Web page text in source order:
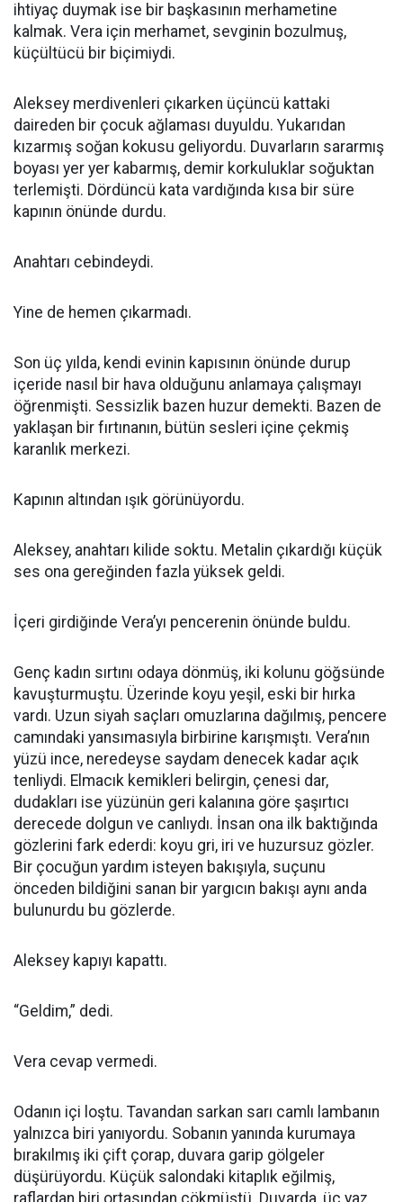
ihtiyaç duymak ise bir başkasının merhametine
kalmak. Vera için merhamet, sevginin bozulmuş,
küçültücü bir biçimiydi.
Aleksey merdivenleri çıkarken üçüncü kattaki
daireden bir çocuk ağlaması duyuldu. Yukarıdan
kızarmış soğan kokusu geliyordu. Duvarların sararmış
boyası yer yer kabarmış, demir korkuluklar soğuktan
terlemişti. Dördüncü kata vardığında kısa bir süre
kapının önünde durdu.
Anahtarı cebindeydi.
Yine de hemen çıkarmadı.
Son üç yılda, kendi evinin kapısının önünde durup
içeride nasıl bir hava olduğunu anlamaya çalışmayı
öğrenmişti. Sessizlik bazen huzur demekti. Bazen de
yaklaşan bir fırtınanın, bütün sesleri içine çekmiş
karanlık merkezi.
Kapının altından ışık görünüyordu.
Aleksey, anahtarı kilide soktu. Metalin çıkardığı küçük
ses ona gereğinden fazla yüksek geldi.
İçeri girdiğinde Vera’yı pencerenin önünde buldu.
Genç kadın sırtını odaya dönmüş, iki kolunu göğsünde
kavuşturmuştu. Üzerinde koyu yeşil, eski bir hırka
vardı. Uzun siyah saçları omuzlarına dağılmış, pencere
camındaki yansımasıyla birbirine karışmıştı. Vera’nın
yüzü ince, neredeyse saydam denecek kadar açık
tenliydi. Elmacık kemikleri belirgin, çenesi dar,
dudakları ise yüzünün geri kalanına göre şaşırtıcı
derecede dolgun ve canlıydı. İnsan ona ilk baktığında
gözlerini fark ederdi: koyu gri, iri ve huzursuz gözler.
Bir çocuğun yardım isteyen bakışıyla, suçunu
önceden bildiğini sanan bir yargıcın bakışı aynı anda
bulunurdu bu gözlerde.
Aleksey kapıyı kapattı.
“Geldim,” dedi.
Vera cevap vermedi.
Odanın içi loştu. Tavandan sarkan sarı camlı lambanın
yalnızca biri yanıyordu. Sobanın yanında kurumaya
bırakılmış iki çift çorap, duvara garip gölgeler
düşürüyordu. Küçük salondaki kitaplık eğilmiş,